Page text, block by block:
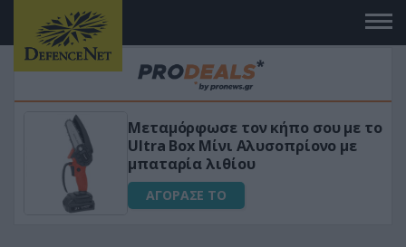
«Μαγική» φόρμουλα τριβόλι + VIP
για αύξηση της λίμπιντο
ΑΓΟΡΑΣΕ ΤΟ